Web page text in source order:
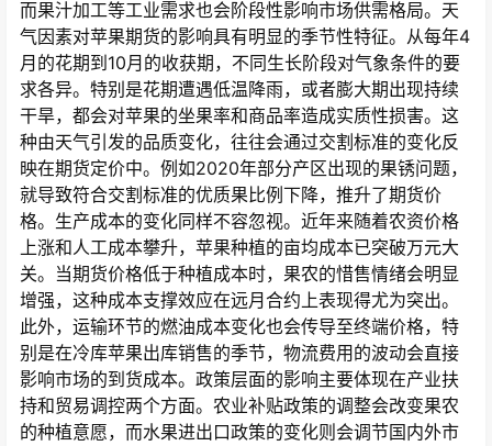
而果汁加工等工业需求也会阶段性影响市场供需格局。天
气因素对苹果期货的影响具有明显的季节性特征。从每年4
月的花期到10月的收获期，不同生长阶段对气象条件的要
求各异。特别是花期遭遇低温降雨，或者膨大期出现持续
干旱，都会对苹果的坐果率和商品率造成实质性损害。这
种由天气引发的品质变化，往往会通过交割标准的变化反
映在期货定价中。例如2020年部分产区出现的果锈问题，
就导致符合交割标准的优质果比例下降，推升了期货价
格。生产成本的变化同样不容忽视。近年来随着农资价格
上涨和人工成本攀升，苹果种植的亩均成本已突破万元大
关。当期货价格低于种植成本时，果农的惜售情绪会明显
增强，这种成本支撑效应在远月合约上表现得尤为突出。
此外，运输环节的燃油成本变化也会传导至终端价格，特
别是在冷库苹果出库销售的季节，物流费用的波动会直接
影响市场的到货成本。政策层面的影响主要体现在产业扶
持和贸易调控两个方面。农业补贴政策的调整会改变果农
的种植意愿，而水果进出口政策的变化则会调节国内外市